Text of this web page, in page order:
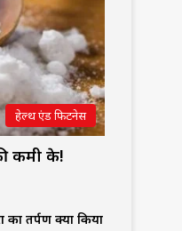
हेल्थ एंड फिटनेस
कमी के!
का तर्पण क्यों किया